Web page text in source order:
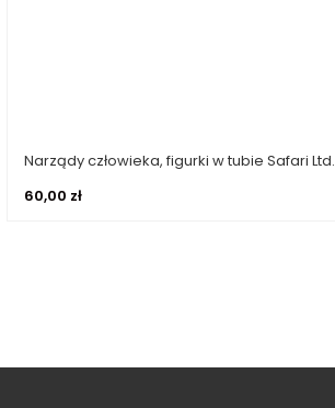
Dodaj do koszyka
Narządy człowieka, figurki w tubie Safari Ltd.
60,00 zł